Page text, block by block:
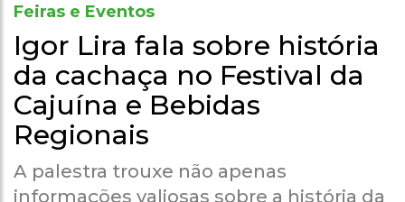
Feiras e Eventos
Igor Lira fala sobre história
da cachaça no Festival da
Cajuína e Bebidas
Regionais
A palestra trouxe não apenas
informações valiosas sobre a história da